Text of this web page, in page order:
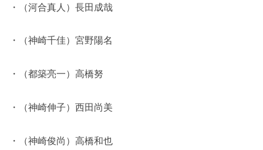
・（河合真人）長田成哉
・（神崎千佳）宮野陽名
・（都築亮一）高橋努
・（神崎伸子）西田尚美
・（神崎俊尚）高橋和也